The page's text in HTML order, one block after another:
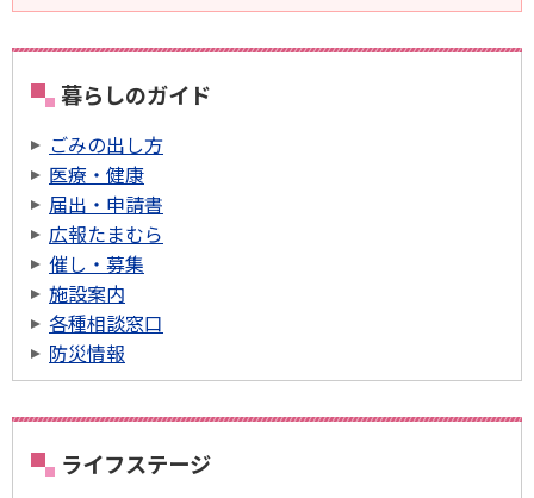
暮らしのガイド
ごみの出し方
医療・健康
届出・申請書
広報たまむら
催し・募集
施設案内
各種相談窓口
防災情報
ライフステージ